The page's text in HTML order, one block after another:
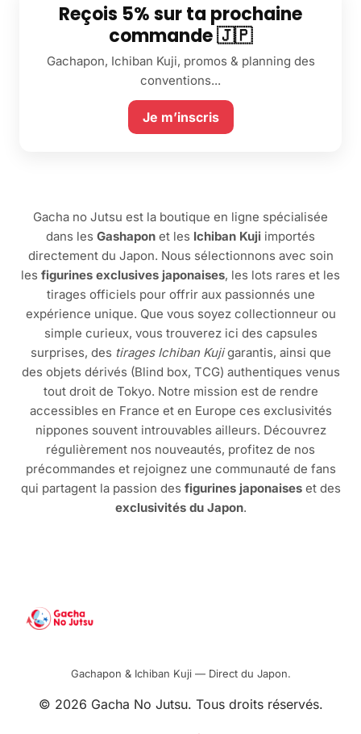
Reçois 5% sur ta prochaine
commande 🇯🇵
Gachapon, Ichiban Kuji, promos & planning des
conventions...
Je m’inscris
Gacha no Jutsu est la boutique en ligne spécialisée
dans les Gashapon et les Ichiban Kuji importés
directement du Japon. Nous sélectionnons avec soin
les figurines exclusives japonaises, les lots rares et les
tirages officiels pour offrir aux passionnés une
expérience unique. Que vous soyez collectionneur ou
simple curieux, vous trouverez ici des capsules
surprises, des tirages Ichiban Kujigarantis, ainsi que
des objets dérivés (Blind box, TCG) authentiques venus
tout droit de Tokyo. Notre mission est de rendre
accessibles en France et en Europe ces exclusivités
nippones souvent introuvables ailleurs. Découvrez
régulièrement nos nouveautés, profitez de nos
précommandes et rejoignez une communauté de fans
qui partagent la passion des figurines japonaiseset des
exclusivités du Japon.
Gachapon & Ichiban Kuji — Direct du Japon.
© 2026 Gacha No Jutsu. Tous droits réservés.